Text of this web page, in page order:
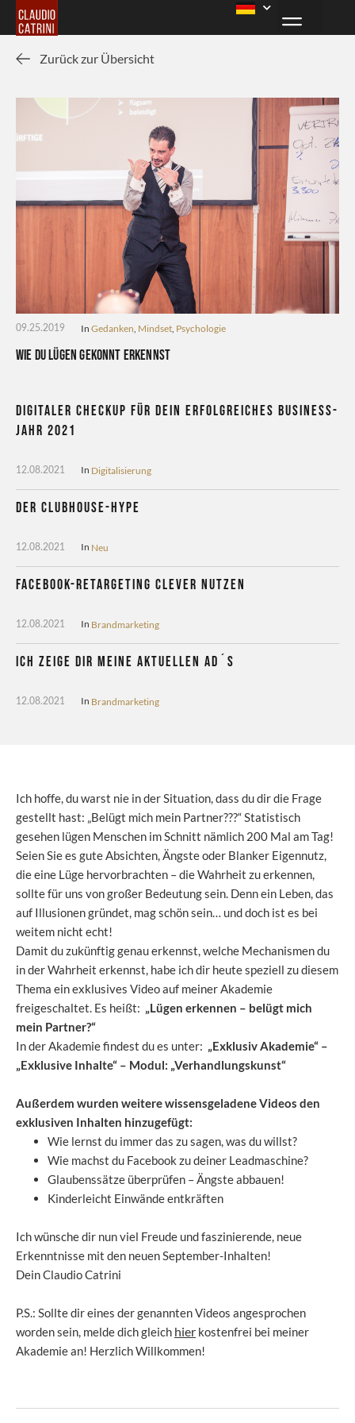
Zurück zur Übersicht
09.25.2019 In Gedanken, Mindset, Psychologie
Wie du Lügen gekonnt erkennst
Digitaler CheckUp für dein erfolgreiches Business-
Jahr 2021
12.08.2021 In Digitalisierung
Der Clubhouse-Hype
12.08.2021 In Neu
Facebook-Retargeting clever nutzen
12.08.2021 In Brandmarketing
Ich zeige dir meine aktuellen Ad´s
12.08.2021 In Brandmarketing
Ich hoffe, du warst nie in der Situation, dass du dir die Frage
gestellt hast: „Belügt mich mein Partner???“Statistisch
gesehen lügen Menschen im Schnitt nämlich 200 Mal am Tag!
Seien Sie es gute Absichten, Ängste oder Blanker Eigennutz,
die eine Lüge hervorbrachten – die Wahrheit zu erkennen,
sollte für uns von großer Bedeutung sein. Denn ein Leben, das
auf Illusionen gründet, mag schön sein… und doch ist es bei
weitem nicht echt!
Damit du zukünftig genau erkennst, welche Mechanismen du
in der Wahrheit erkennst, habe ich dir heute speziell zu diesem
Thema ein exklusives Video auf meiner Akademie
freigeschaltet. Es heißt: „Lügen erkennen – belügt mich
mein Partner?“
In der Akademie findest du es unter: „Exklusiv Akademie“ –
„Exklusive Inhalte“ – Modul: „Verhandlungskunst“
Außerdem wurden weitere wissensgeladene Videos den
exklusiven Inhalten hinzugefügt:
Wie lernst du immer das zu sagen, was du willst?
Wie machst du Facebook zu deiner Leadmaschine?
Glaubenssätze überprüfen – Ängste abbauen!
Kinderleicht Einwände entkräften
Ich wünsche dir nun viel Freude und faszinierende, neue
Erkenntnisse mit den neuen September-Inhalten!
Dein Claudio Catrini
P.S.: Sollte dir eines der genannten Videos angesprochen
worden sein, melde dich gleich hier kostenfrei bei meiner
Akademie an! Herzlich Willkommen!